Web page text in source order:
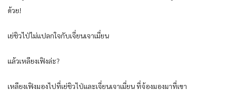
ด้วย!
เย่ชิวไป่ไม่แปลกใจกับเจี่ยนเจาเมี่ยน
แล้วเหลียงเฟิงล่ะ?
เหลียงเฟิงมองไปที่เย่ชิวไป่และเจี่ยนเจาเมี่ยน ที่จ้องมองมาที่เขา